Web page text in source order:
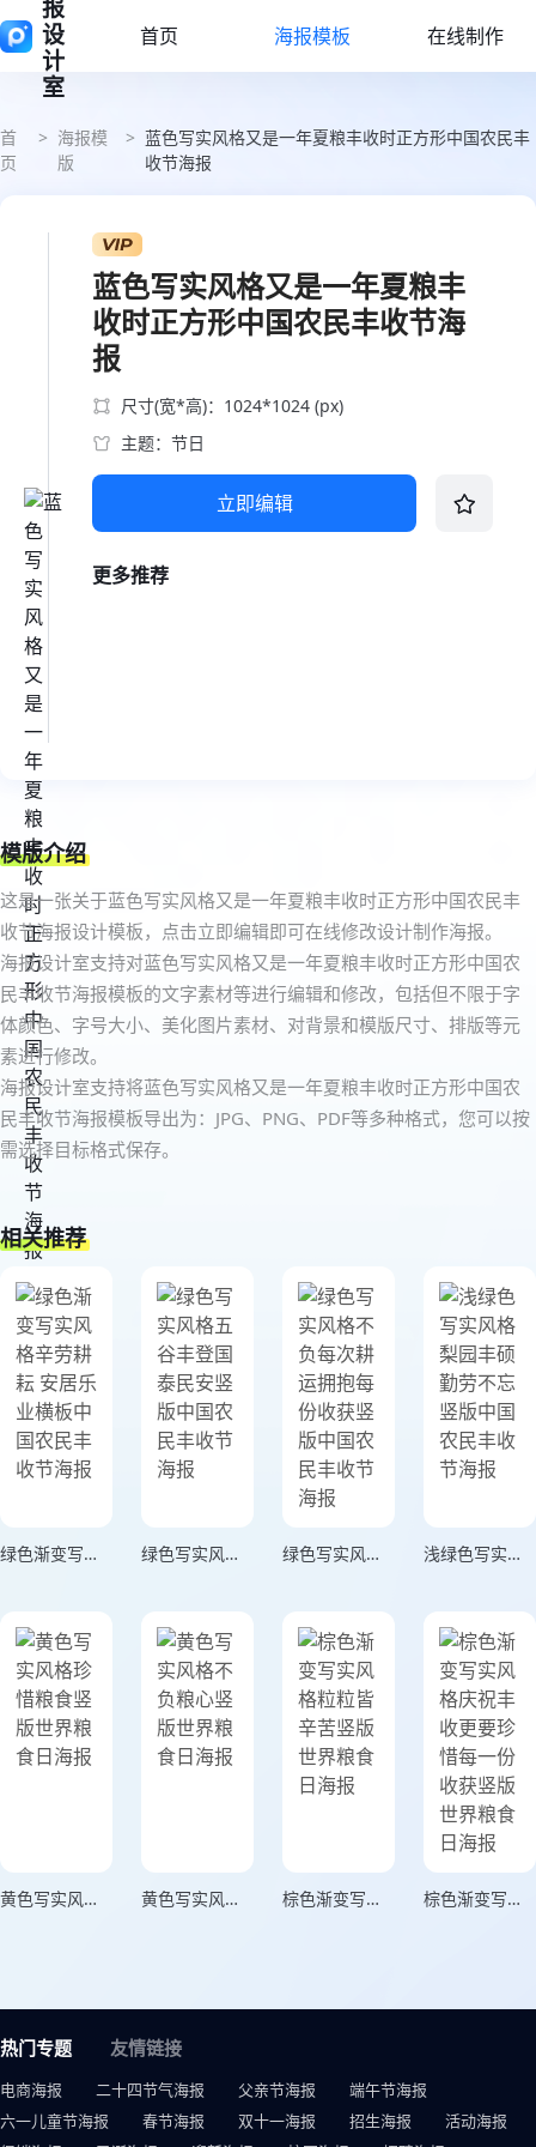
报
设
计
室
首页 海报模板 在线制作
首
页
> 海报模
版
> 蓝色写实风格又是一年夏粮丰收时正方形中国农民丰
收节海报
蓝色写实风格又是一年夏粮丰
收时正方形中国农民丰收节海
报
尺寸(宽*高)：1024*1024 (px)
主题：节日
立即编辑
更多推荐
模版介绍
这是一张关于蓝色写实风格又是一年夏粮丰收时正方形中国农民丰
收节海报设计模板，点击立即编辑即可在线修改设计制作海报。
海报设计室支持对蓝色写实风格又是一年夏粮丰收时正方形中国农
民丰收节海报模板的文字素材等进行编辑和修改，包括但不限于字
体颜色、字号大小、美化图片素材、对背景和模版尺寸、排版等元
素进行修改。
海报设计室支持将蓝色写实风格又是一年夏粮丰收时正方形中国农
民丰收节海报模板导出为：JPG、PNG、PDF等多种格式，您可以按
需选择目标格式保存。
相关推荐
绿色渐变写实风格辛劳耕耘 安居乐业横板中国农民丰收节海报 绿色写实风格五谷丰登国泰民安竖版中国农民丰收节海报 绿色写实风格不负每次耕运拥抱每份收获竖版中国农民丰收节海报 浅绿色写实风格梨园丰硕勤劳不忘竖版中国农民丰收节海报
黄色写实风格珍惜粮食竖版世界粮食日海报 黄色写实风格不负粮心竖版世界粮食日海报 棕色渐变写实风格粒粒皆辛苦竖版世界粮食日海报 棕色渐变写实风格庆祝丰收更要珍惜每一份收获竖版世界粮食日海报
热门专题 友情链接
电商海报 二十四节气海报 父亲节海报
端午节海报
六一儿童节海报
春节海报 双十一海报 招生海报
活动海报